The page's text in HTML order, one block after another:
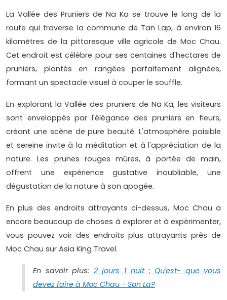
La Vallée des Pruniers de Na Ka se trouve le long de la
route qui traverse la commune de Tan Lap, à environ 16
kilomètres de la pittoresque ville agricole de Moc Chau.
Cet endroit est célèbre pour ses centaines d'hectares de
pruniers, plantés en rangées parfaitement alignées,
formant un spectacle visuel à couper le souffle.
En explorant la Vallée des pruniers de Na Ka, les visiteurs
sont enveloppés par l'élégance des pruniers en fleurs,
créant une scène de pure beauté. L'atmosphère paisible
et sereine invite à la méditation et à l'appréciation de la
nature. Les prunes rouges mûres, à portée de main,
offrent une expérience gustative inoubliable, une
dégustation de la nature à son apogée.
En plus des endroits attrayants ci-dessus, Moc Chau a
encore beaucoup de choses à explorer et à expérimenter,
vous pouvez voir des endroits plus attrayants près de
Moc Chau sur Asia King Travel.
En savoir plus: 2 jours 1 nuit : Qu'est- que vous
devez faire à Moc Chau - Son La?